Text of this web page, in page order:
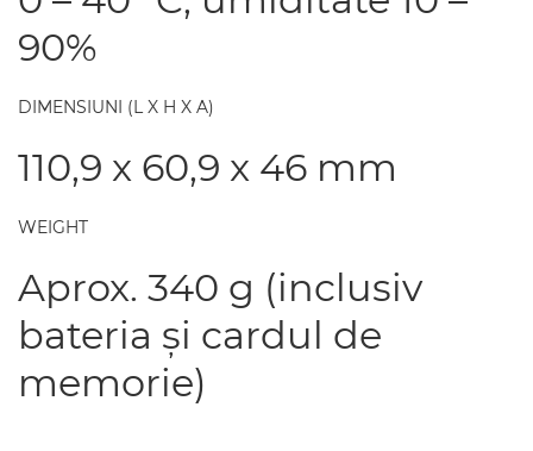
90%
DIMENSIUNI (L X H X A)
110,9 x 60,9 x 46 mm
WEIGHT
Aprox. 340 g (inclusiv
bateria şi cardul de
memorie)